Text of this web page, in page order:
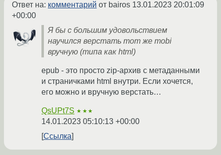
Ответ на: комментарий от bairos 13.01.2023 20:01:09
+00:00
Я бы с большим удовольствием
научился верстать тот же mobi
вручную (типа как html)
epub - это просто zip-архив с метаданными
и страничками html внутри. Если хочется,
его можно и вручную верстать…
QsUPt7S ★★★
14.01.2023 05:10:13 +00:00
Ссылка